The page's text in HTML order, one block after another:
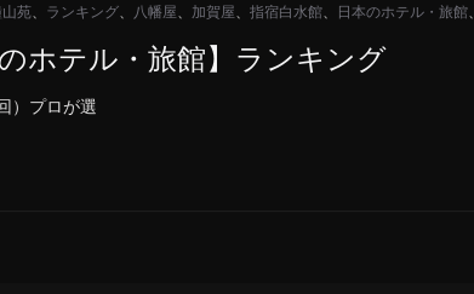
苑、 ランキング、 八幡屋、 加賀屋、 指宿白水館、 日本のホテル・旅館、
ホテル・旅館】ランキング
）プロが選